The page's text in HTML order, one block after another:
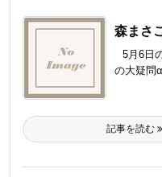
森まさ
5月6日
の大疑問
記事を読む